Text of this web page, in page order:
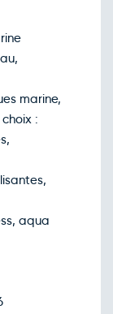
marine,
:
aqua